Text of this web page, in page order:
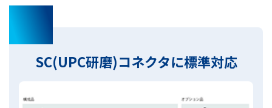
03
SC(UPC研磨)コネクタに標準対応